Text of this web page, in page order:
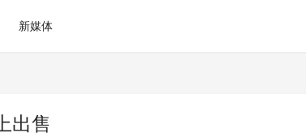
新媒体
出售